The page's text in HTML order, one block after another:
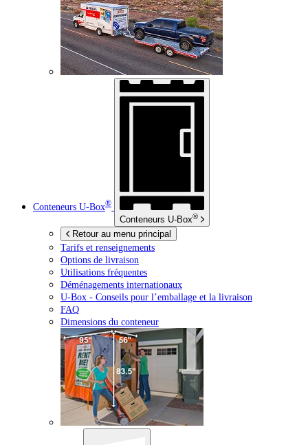
Conteneurs U-Box®
Conteneurs U-Box®
Retour au menu principal
Tarifs et renseignements
Options de livraison
Utilisations fréquentes
Déménagements internationaux
U-Box - Conseils pour l’emballage et la livraison
FAQ
Dimensions du conteneur